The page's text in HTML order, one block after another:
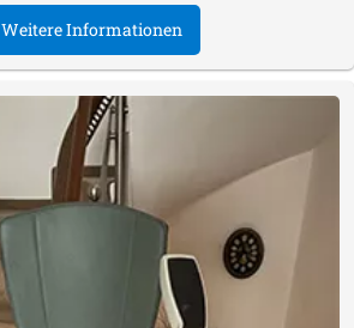
Weitere Informationen